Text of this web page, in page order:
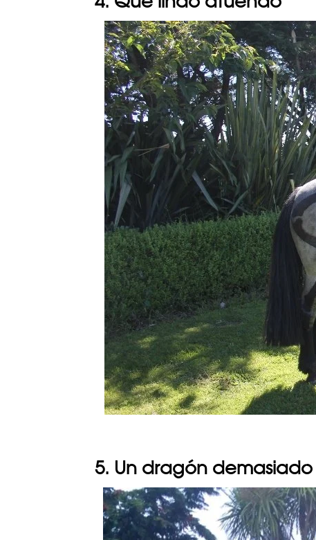
5. Un dragón